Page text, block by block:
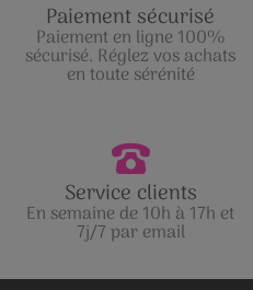
Paiement sécurisé
Paiement en ligne 100%
sécurisé. Réglez vos achats
en toute sérénité
Service clients
En semaine de 10h à 17h et
7j/7 par email